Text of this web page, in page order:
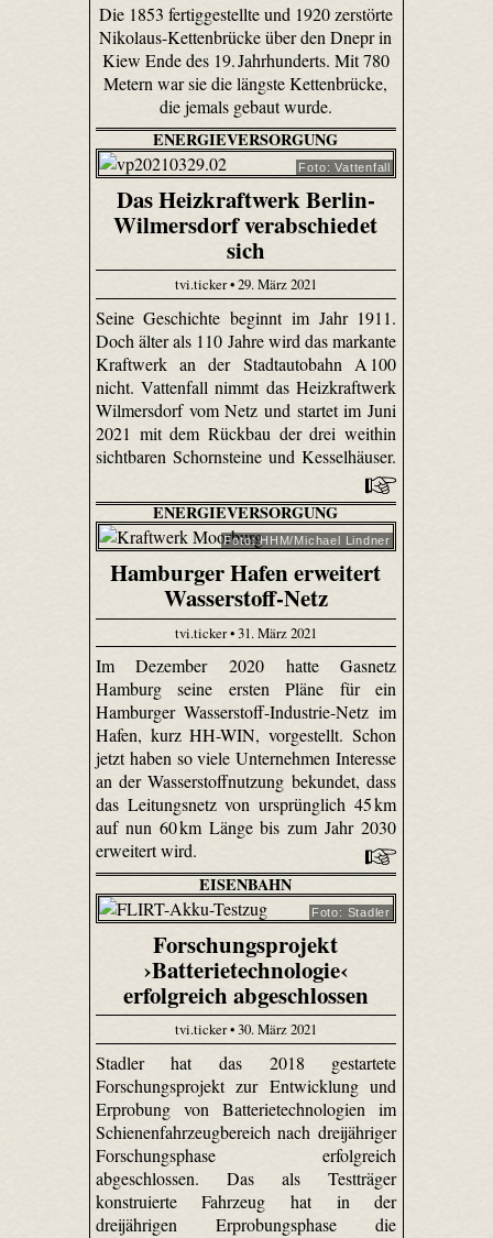
Die 1853 fertiggestellte und 1920 zerstörte
Nikolaus-Kettenbrücke über den Dnepr in
Kiew Ende des 19. Jahrhunderts. Mit 780
Metern war sie die längste Kettenbrücke,
die jemals gebaut wurde.
ENERGIEVERSORGUNG
Foto: Vattenfall
Das Heizkraftwerk Berlin-
Wilmersdorf verabschiedet
sich
tvi.ticker • 29. März 2021
Seine Geschichte beginnt im Jahr 1911.
Doch älter als 110 Jahre wird das markante
Kraftwerk an der Stadtautobahn A 100
nicht. Vattenfall nimmt das Heizkraftwerk
Wilmersdorf vom Netz und startet im Juni
2021 mit dem Rückbau der drei weithin
sichtbaren Schornsteine und Kesselhäuser.
ENERGIEVERSORGUNG
Foto: HHM/Michael Lindner
Hamburger Hafen erweitert
Wasserstoff-Netz
tvi.ticker • 31. März 2021
Im Dezember 2020 hatte Gasnetz
Hamburg seine ersten Pläne für ein
Hamburger Wasserstoff-Industrie-Netz im
Hafen, kurz HH-WIN, vorgestellt. Schon
jetzt haben so viele Unternehmen Interesse
an der Wasserstoffnutzung bekundet, dass
das Leitungsnetz von ursprünglich 45 km
auf nun 60 km Länge bis zum Jahr 2030
erweitert wird.
EISENBAHN
Foto: Stadler
Forschungsprojekt
›Batterietechnologie‹
erfolgreich abgeschlossen
tvi.ticker • 30. März 2021
Stadler hat das 2018 gestartete
Forschungsprojekt zur Entwicklung und
Erprobung von Batterietechnologien im
Schienenfahrzeugbereich nach dreijähriger
Forschungsphase erfolgreich
abgeschlossen. Das als Testträger
konstruierte Fahrzeug hat in der
dreijährigen Erprobungsphase die